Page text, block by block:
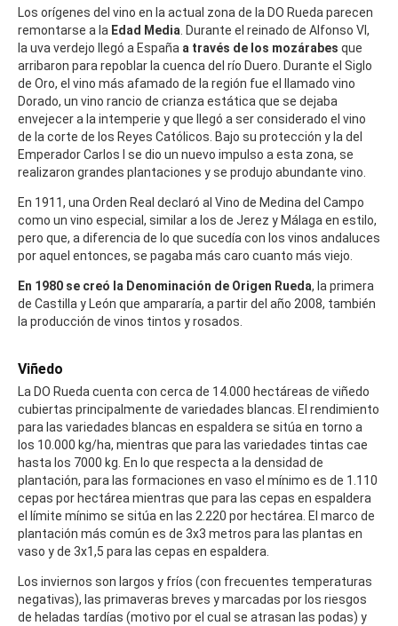
Los orígenes del vino en la actual zona de la DO Rueda parecen
remontarse a la Edad Media. Durante el reinado de Alfonso VI,
la uva verdejo llegó a España a través de los mozárabes que
arribaron para repoblar la cuenca del río Duero. Durante el Siglo
de Oro, el vino más afamado de la región fue el llamado vino
Dorado, un vino rancio de crianza estática que se dejaba
envejecer a la intemperie y que llegó a ser considerado el vino
de la corte de los Reyes Católicos. Bajo su protección y la del
Emperador Carlos I se dio un nuevo impulso a esta zona, se
realizaron grandes plantaciones y se produjo abundante vino.
En 1911, una Orden Real declaró al Vino de Medina del Campo
como un vino especial, similar a los de Jerez y Málaga en estilo,
pero que, a diferencia de lo que sucedía con los vinos andaluces
por aquel entonces, se pagaba más caro cuanto más viejo.
En 1980 se creó la Denominación de Origen Rueda, la primera
de Castilla y León que ampararía, a partir del año 2008, también
la producción de vinos tintos y rosados.
Viñedo
La DO Rueda cuenta con cerca de 14.000 hectáreas de viñedo
cubiertas principalmente de variedades blancas. El rendimiento
para las variedades blancas en espaldera se sitúa en torno a
los 10.000 kg/ha, mientras que para las variedades tintas cae
hasta los 7000 kg. En lo que respecta a la densidad de
plantación, para las formaciones en vaso el mínimo es de 1.110
cepas por hectárea mientras que para las cepas en espaldera
el límite mínimo se sitúa en las 2.220 por hectárea. El marco de
plantación más común es de 3x3 metros para las plantas en
vaso y de 3x1,5 para las cepas en espaldera.
Los inviernos son largos y fríos (con frecuentes temperaturas
negativas), las primaveras breves y marcadas por los riesgos
de heladas tardías (motivo por el cual se atrasan las podas) y